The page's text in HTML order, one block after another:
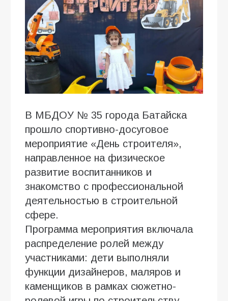
В МБДОУ № 35 города Батайска
прошло спортивно-досуговое
мероприятие «День строителя»,
направленное на физическое
развитие воспитанников и
знакомство с профессиональной
деятельностью в строительной
сфере.
Программа мероприятия включала
распределение ролей между
участниками: дети выполняли
функции дизайнеров, маляров и
каменщиков в рамках сюжетно-